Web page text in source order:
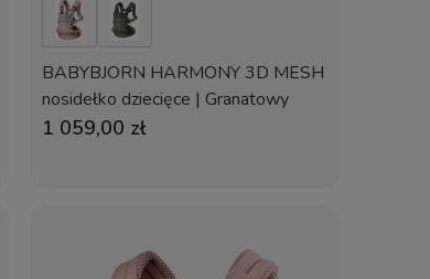
BABYBJORN HARMONY 3D MESH
nosidełko dziecięce | Granatowy
1 059,00 zł